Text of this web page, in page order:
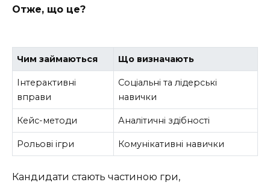
Отже, що це?
Чим займаються Що визначають
Інтерактивні
вправи
Соціальні та лідерські
навички
Кейс-методи Аналітичні здібності
Рольові ігри Комунікативні навички
Кандидати стають частиною гри,